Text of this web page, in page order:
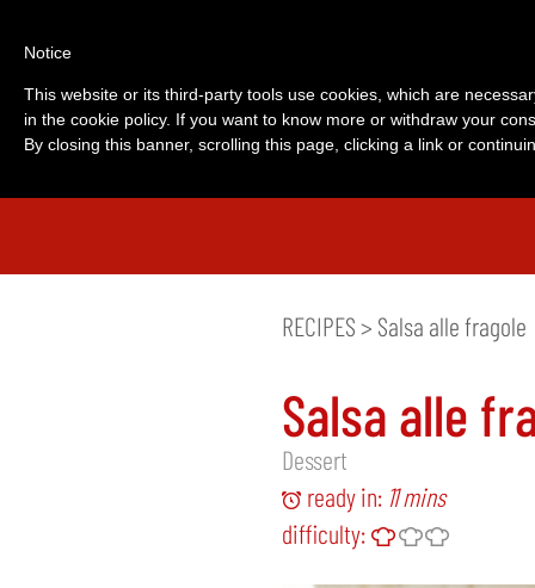
RECIPES > Salsa alle fragole
Salsa alle
Dessert
ready in: 11 mins
difficulty:
Notice
This website or its third-party tools use cookies, which are
in the cookie policy. If you want to know more or withdraw your
By closing this banner, scrolling this page, clicking a link or